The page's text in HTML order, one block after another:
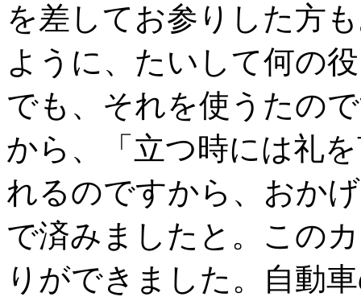
を差してお参りした方
ように、たいして何の
でも、それを使うたの
から、「立つ時には礼
れるのですから、おか
で済みましたと。この
りができました。自動